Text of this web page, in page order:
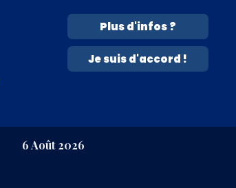
6 Août 2026
Plus d'infos ?
Je suis d'accord !